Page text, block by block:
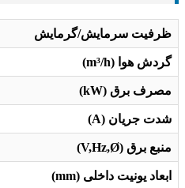
ظرفیت سرمایش/گرمایش
گردش هوا (m³/h)
مصرف برق (kW)
شدت جریان (A)
منبع برق (V,Hz,Ø)
ابعاد یونیت داخلی (mm)